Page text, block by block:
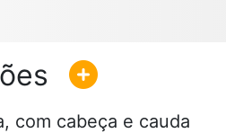
com cabeça e cauda